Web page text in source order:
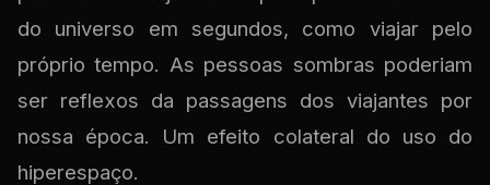
do universo em segundos, como viajar pelo
próprio tempo. As pessoas sombras poderiam
ser reflexos da passagens dos viajantes por
nossa época. Um efeito colateral do uso do
hiperespaço.